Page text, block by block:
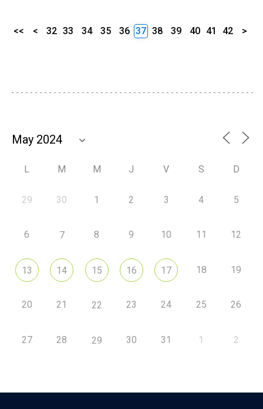
<< < 32 33 34 35 36 37 38 39 40 41 42 >
L M M J V S D
29 30 1 2 3 4 5
6 7 8 9 10 11 12
13 14 15 16 17 18 19
20 21 22 23 24 25 26
27 28 29 30 31 1 2